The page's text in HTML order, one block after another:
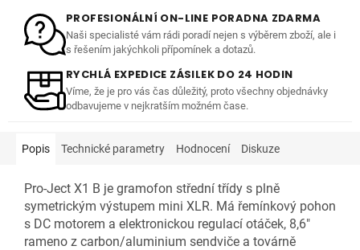
PROFESIONÁLNÍ ON-LINE PORADNA ZDARMA
Naši specialisté vám rádi poradí nejen s výběrem zboží, ale i
s řešením jakýchkoli přípomínek a dotazů.
RYCHLÁ EXPEDICE ZÁSILEK DO 24 HODIN
Víme, že je pro vás čas důležitý, proto všechny objednávky
odbavujeme v nejkratším možném čase.
Popis Technické parametry Hodnocení Diskuze
Pro-Ject X1 B je gramofon střední třídy s plně
symetrickým výstupem mini XLR. Má řemínkový pohon
s DC motorem a elektronickou regulací otáček, 8,6"
rameno z carbon/aluminium sendviče a továrně